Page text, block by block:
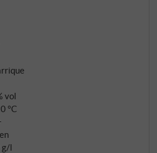
das mediterrane Licht, an
Boden, der die Rebe zum
hier ist extrem
sich ihr Wasser erobern –
von außergewöhnlicher
vol
°C
g/l